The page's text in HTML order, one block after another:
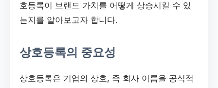
호등록이 브랜드 가치를 어떻게 상승시킬 수 있
는지를 알아보고자 합니다.
상호등록의 중요성
상호등록은 기업의 상호, 즉 회사 이름을 공식적